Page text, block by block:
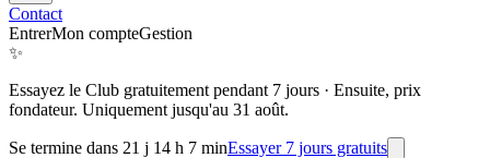
Contact
EntrerMon compteGestion
✨
Essayez le Club gratuitement pendant 7 jours · Ensuite, prix
fondateur. Uniquement jusqu'au 31 août.
Se termine dans 21 j 14 h 7 minEssayer 7 jours gratuits